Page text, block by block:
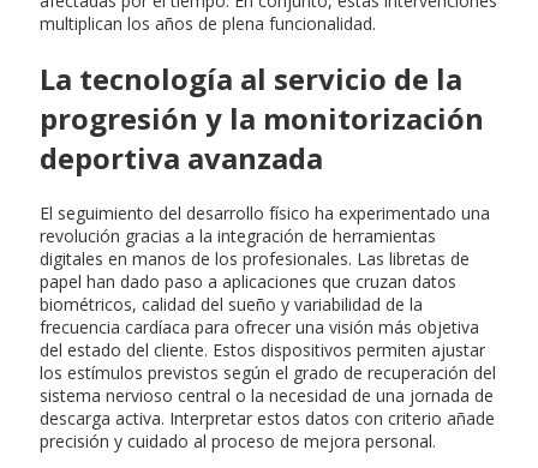
multiplican los años de plena funcionalidad.
La tecnología al servicio de la
progresión y la monitorización
deportiva avanzada
El seguimiento del desarrollo físico ha experimentado una
revolución gracias a la integración de herramientas
digitales en manos de los profesionales. Las libretas de
papel han dado paso a aplicaciones que cruzan datos
biométricos, calidad del sueño y variabilidad de la
frecuencia cardíaca para ofrecer una visión más objetiva
del estado del cliente. Estos dispositivos permiten ajustar
los estímulos previstos según el grado de recuperación del
sistema nervioso central o la necesidad de una jornada de
descarga activa. Interpretar estos datos con criterio añade
precisión y cuidado al proceso de mejora personal.